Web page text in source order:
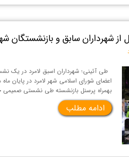
شهرداران سابق و بازنشستگان
طی آئینی؛ شهرداران اسبق لامرد در یک
اعضای شورای اسلامی شهر لامرد در پایان
بهمراه پرسنل بازنشسته طی نشستی
ادامه مطلب